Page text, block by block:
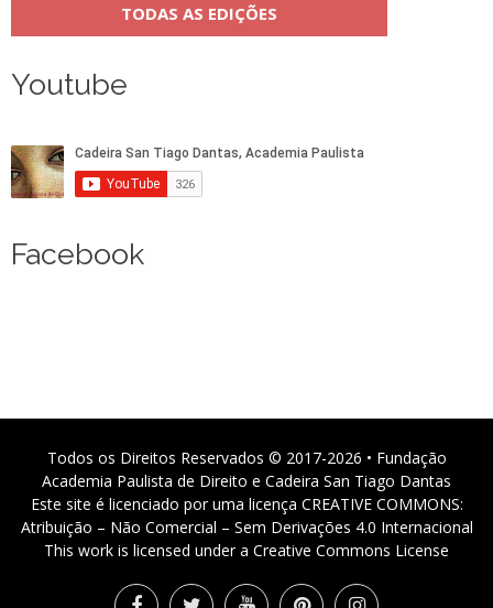
TODAS AS EDIÇÕES
Youtube
Facebook
Todos os Direitos Reservados © 2017-2026 • Fundação
Academia Paulista de Direito e Cadeira San Tiago Dantas
Este site é licenciado por uma licença CREATIVE COMMONS:
Atribuição – Não Comercial – Sem Derivações 4.0 Internacional
This work is licensed under a Creative Commons License